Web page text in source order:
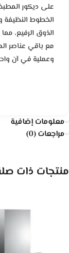
على ديكور
الخطوط النظيفة
الذوق الرفيع،
مع باقي عناصر
وعملية في آن
معلومات إضافية
مراجعات (0)
منتجات ذات